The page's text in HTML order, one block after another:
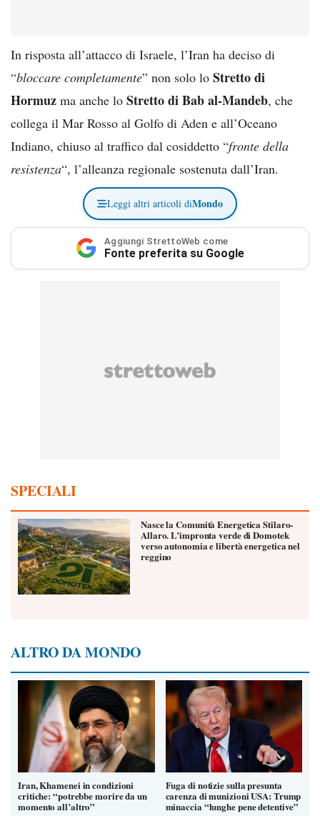
In risposta all’attacco di Israele, l’Iran ha deciso di
“bloccare completamente” non solo lo Stretto di
Hormuz ma anche lo Stretto di Bab al-Mandeb, che
collega il Mar Rosso al Golfo di Aden e all’Oceano
Indiano, chiuso al traffico dal cosiddetto “fronte della
resistenza“, l’alleanza regionale sostenuta dall’Iran.
Leggi altri articoli diMondo
Aggiungi StrettoWeb come
Fonte preferita su Google
SPECIALI
Nasce la Comunità Energetica Stilaro-
Allaro. L’impronta verde di Domotek
verso autonomia e libertà energetica nel
reggino
ALTRO DA MONDO
Iran, Khamenei in condizioni
critiche: “potrebbe morire da un
momento all’altro”
Fuga di notizie sulla presunta
carenza di munizioni USA: Trump
minaccia “lunghe pene detentive”